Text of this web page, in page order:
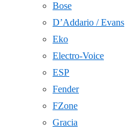
Bose
D’Addario / Evans
Eko
Electro-Voice
ESP
Fender
FZone
Gracia